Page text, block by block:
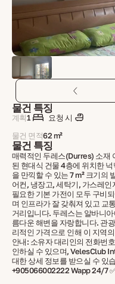
물건 특징
계획1
요청 시
물건 면적62 m²
물건 특징
매력적인 두레스(Durres) 소재
된 현대식 건물 4층에 위치한
을 만끽할 수 있는 7 m² 크기의
어컨, 냉장고, 세탁기, 가스레
필요한 기본 가전이 모두 구비
며 인프라가 잘 갖춰져 있고 교
거리입니다. 두레스는 알바니
름다운 해변을 자랑합니다. 관
리적인 가격으로 인해 이 지역
안내: 소유자 대리인의 전화번
인하실 수 있으며, VelesClub
대한 상세 정보를 받으실 수 있
+905066002222 Wapp 24/7 ✅